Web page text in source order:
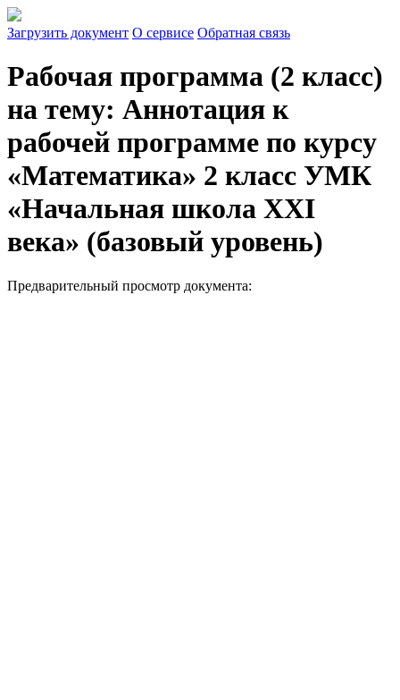
Загрузить документ О сервисе Обратная связь
Рабочая программа (2 класс)
на тему: Аннотация к
рабочей программе по курсу
«Математика» 2 класс УМК
«Начальная школа XXI
века» (базовый уровень)
Предварительный просмотр документа: